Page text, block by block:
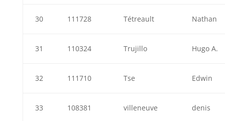
30 111728 Tétreault Nathan
31 110324 Trujillo Hugo A.
32 111710 Tse Edwin
33 108381 villeneuve denis